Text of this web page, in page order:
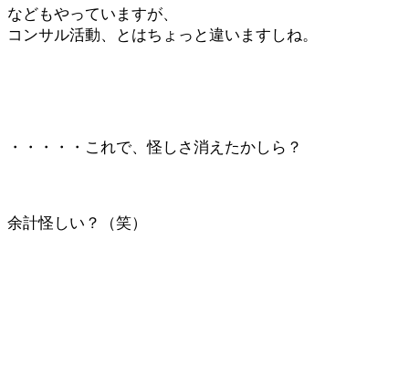
などもやっていますが、
コンサル活動、とはちょっと違いますしね。
・・・・・これで、怪しさ消えたかしら？
余計怪しい？（笑）